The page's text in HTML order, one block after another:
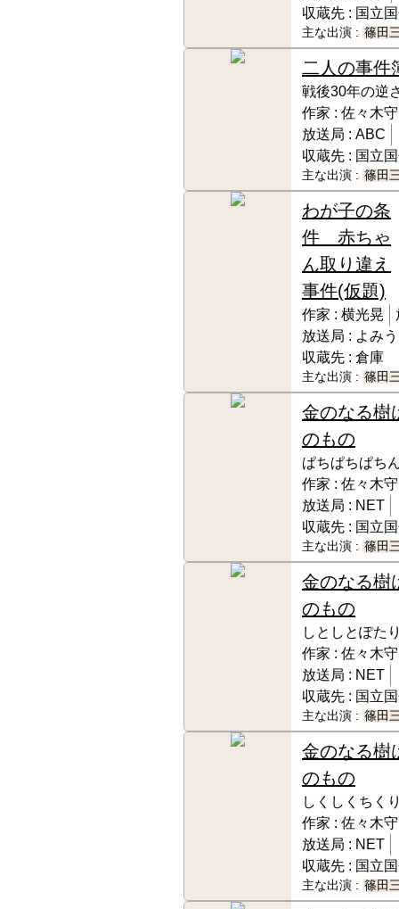
収蔵先 : 国立
主な出演 : 篠田
二人の事件
戦後30年の逆
作家 : 佐々木守
放送局 : ABC
収蔵先 : 国立
主な出演 : 篠田
わが子の条
件 赤ちゃ
ん取り違え
事件(仮題)
作家 : 横光晃
放送局 : よみ
収蔵先 : 倉庫
主な出演 : 篠田
金のなる樹
のもの
ぱちぱちぱち
作家 : 佐々木守
放送局 : NET
収蔵先 : 国立
主な出演 : 篠田
金のなる樹
のもの
しとしとぽた
作家 : 佐々木守
放送局 : NET
収蔵先 : 国立
主な出演 : 篠田
金のなる樹
のもの
しくしくちく
作家 : 佐々木守
放送局 : NET
収蔵先 : 国立
主な出演 : 篠田